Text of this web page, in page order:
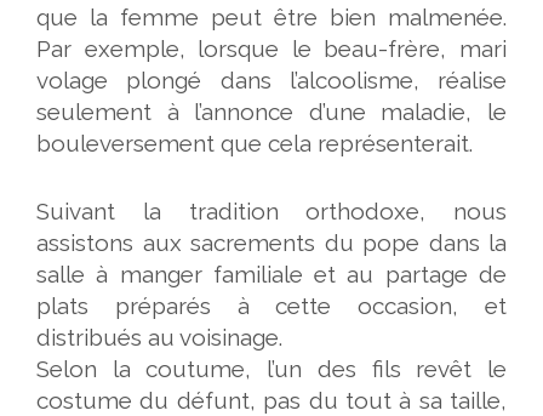
que la femme peut être bien malmenée.
Par exemple, lorsque le beau-frère, mari
volage plongé dans l’alcoolisme, réalise
seulement à l’annonce d’une maladie, le
bouleversement que cela représenterait.
Suivant la tradition orthodoxe, nous
assistons aux sacrements du pope dans la
salle à manger familiale et au partage de
plats préparés à cette occasion, et
distribués au voisinage.
Selon la coutume, l’un des fils revêt le
costume du défunt, pas du tout à sa taille,